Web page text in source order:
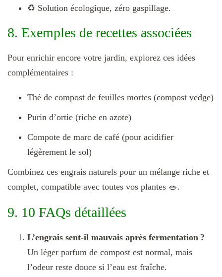
♻️ Solution écologique, zéro gaspillage.
8. Exemples de recettes associées
Pour enrichir encore votre jardin, explorez ces idées
complémentaires :
Thé de compost de feuilles mortes (compost vedge)
Purin d’ortie (riche en azote)
Compote de marc de café (pour acidifier
légèrement le sol)
Combinez ces engrais naturels pour un mélange riche et
complet, compatible avec toutes vos plantes 🥗.
9. 10 FAQs détaillées
L’engrais sent-il mauvais après fermentation ?
Un léger parfum de compost est normal, mais
l’odeur reste douce si l’eau est fraîche.